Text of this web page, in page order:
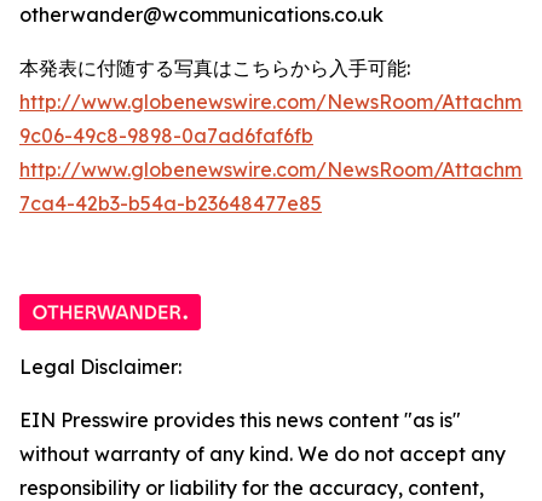
otherwander@wcommunications.co.uk
本発表に付随する写真はこちらから入手可能:
http://www.globenewswire.com/NewsRoom/
9c06-49c8-9898-0a7ad6faf6fb
http://www.globenewswire.com/NewsRoom/
7ca4-42b3-b54a-b23648477e85
Legal Disclaimer:
EIN Presswire provides this news content "as is"
without warranty of any kind. We do not accept any
responsibility or liability for the accuracy, content,